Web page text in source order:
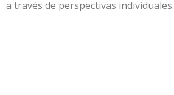
a través de perspectivas individuales.